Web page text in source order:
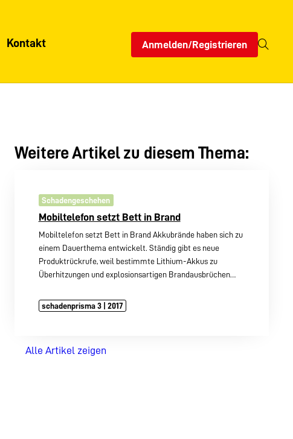
Kontakt Anmelden/Registrieren
Weitere Artikel zu diesem Thema:
Schadengeschehen
Mobiltelefon setzt Bett in Brand
Mobiltelefon setzt Bett in Brand Akkubrände haben sich zu
einem Dauerthema entwickelt. Ständig gibt es neue
Produktrückrufe, weil bestimmte Lithium-Akkus zu
Überhitzungen und explosionsartigen Brandausbrüchen…
schadenprisma 3 | 2017
Alle Artikel zeigen